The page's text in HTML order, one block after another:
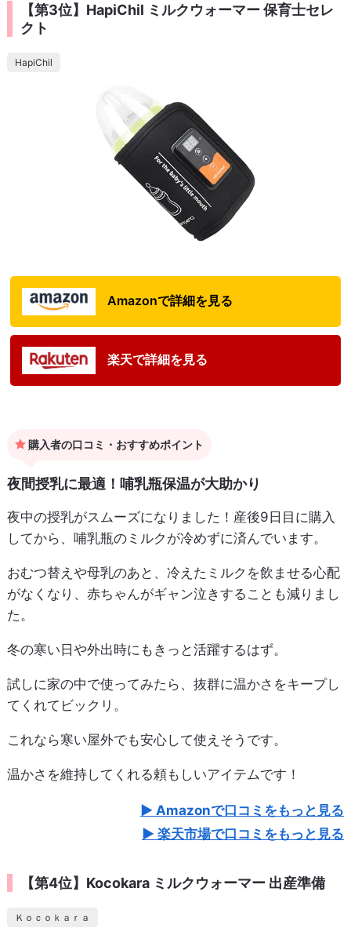
【第3位】HapiChil ミルクウォーマー 保育士セレ
クト
HapiChil
Amazonで詳細を見る
楽天で詳細を見る
購入者の口コミ・おすすめポイント
夜間授乳に最適！哺乳瓶保温が大助かり
夜中の授乳がスムーズになりました！産後9日目に購入
してから、哺乳瓶のミルクが冷めずに済んでいます。
おむつ替えや母乳のあと、冷えたミルクを飲ませる心配
がなくなり、赤ちゃんがギャン泣きすることも減りまし
た。
冬の寒い日や外出時にもきっと活躍するはず。
試しに家の中で使ってみたら、抜群に温かさをキープし
てくれてビックリ。
これなら寒い屋外でも安心して使えそうです。
温かさを維持してくれる頼もしいアイテムです！
Amazonで口コミをもっと見る
楽天市場で口コミをもっと見る
【第4位】Kocokara ミルクウォーマー 出産準備
Ｋｏｃｏｋａｒａ